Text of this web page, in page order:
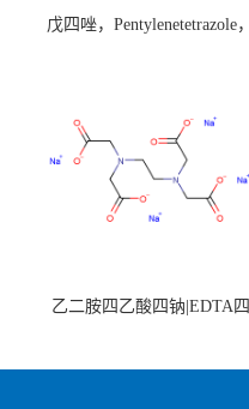
戊四唑，Pentylenetetrazole，
乙二胺四乙酸四钠|EDTA四